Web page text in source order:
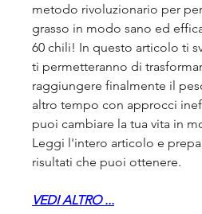
metodo rivoluzionario per
grasso in modo sano ed
60 chili! In questo articolo ti
ti permetteranno di
raggiungere finalmente il
altro tempo con approcci
puoi cambiare la tua vita in
Leggi l'intero articolo e
risultati che puoi ottenere.
VEDI ALTRO ...